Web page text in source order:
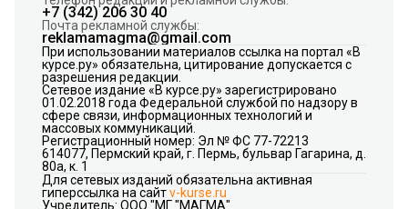
+7 (342) 206 30 40
Почта рекламной службы:
reklamamagma@gmail.com
При использовании материалов ссылка на портал «В
курсе.ру» обязательна, цитирование допускается с
разрешения редакции.
Сетевое издание «В курсе.ру» зарегистрировано
01.02.2018 года Федеральной службой по надзору в
сфере связи, информационных технологий и
массовых коммуникаций.
Регистрационный номер: Эл № ФС 77-72213
614077, Пермский край, г. Пермь, бульвар Гагарина, д.
80а, к. 1
Для сетевых изданий обязательна активная
гиперссылка на сайтv-kurse.ru
Учредитель: ООО "МГ "МАГМА"